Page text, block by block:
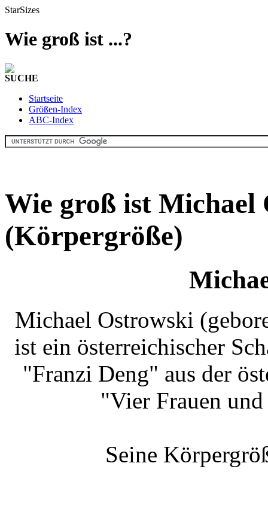
StarSizes
Wie groß ist ...?
SUCHE
Startseite
Größen-Index
ABC-Index
Wie groß ist Michael
(Körpergröße)
Michael Ostrowski
ist ein österreichischer
"Franzi Deng" aus der
"Vier Frauen
Seine